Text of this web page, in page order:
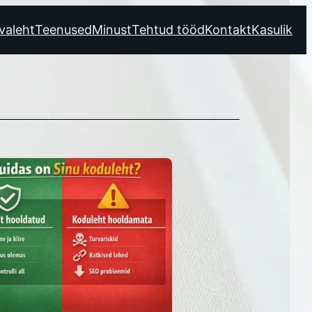
TeenusedMinustTehtud töödKontaktKasulik